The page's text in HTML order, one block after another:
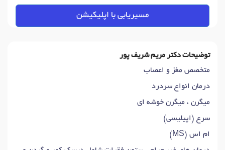
مسیریابی با اپلیکیشن
توضیحات دکتر مریم شریف پور
متخصص مغز و اعصاب
درمان انواع سردرد
میگرن ، میگرن خوشه ای
سرع (اپیلیسی)
ام اس (MS)